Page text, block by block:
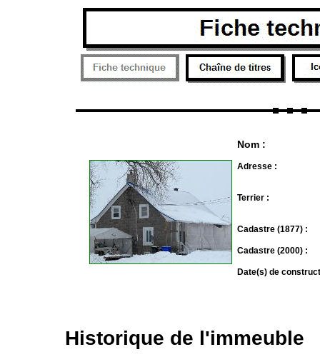
Nom :
Adresse :
Terrier :
Cadastre (1877) :
Cadastre (2000) :
Date(s) de
Historique de l'immeuble